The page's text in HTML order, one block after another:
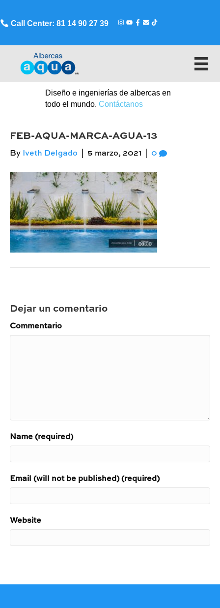
Call Center: 81 14 90 27 39
Diseño e ingenierías de albercas en
todo el mundo. Contáctanos
FEB-AQUA-MARCA-AGUA-13
By Iveth Delgado 5 marzo, 2021 0
Dejar un comentario
Commentario
Name (required)
Email (will not be published) (required)
Website